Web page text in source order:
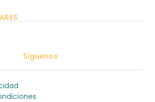
Síguenos